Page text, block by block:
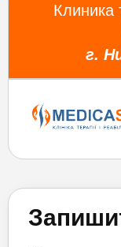
Клиника
г.